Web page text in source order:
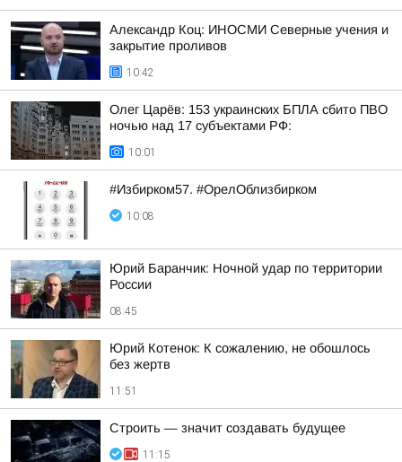
Александр Коц: ИНОСМИ Северные учения и
закрытие проливов
10:42
Олег Царёв: 153 украинских БПЛА сбито ПВО
ночью над 17 субъектами РФ:
10:01
#Избирком57. #ОрелОблизбирком
10:08
Юрий Баранчик: Ночной удар по территории
России
08:45
Юрий Котенок: К сожалению, не обошлось
без жертв
11:51
Строить — значит создавать будущее
11:15